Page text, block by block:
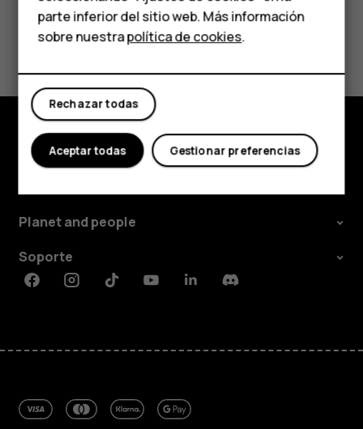
Comprar
Mi cuenta
¿Te ha parecido útil?
Sí No
Comprar
Planet and people
Soporte
FacebookInstagramTiktokYoutubeLinkedinDiscord
parte inferior del sitio web. Más información
sobre nuestrapolítica de cookies.
Rechazar todas
Gestionar preferencias
Aceptar todas